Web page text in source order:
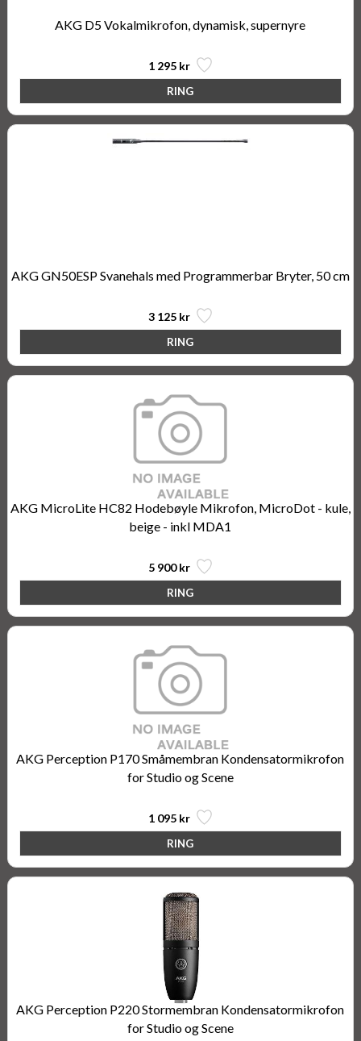
AKG D5 Vokalmikrofon, dynamisk, supernyre
1 295 kr
AKG GN50ESP Svanehals med Programmerbar Bryter, 50 cm
3 125 kr
AKG MicroLite HC82 Hodebøyle Mikrofon, MicroDot - kule,
beige - inkl MDA1
5 900 kr
AKG Perception P170 Småmembran Kondensatormikrofon
for Studio og Scene
1 095 kr
AKG Perception P220 Stormembran Kondensatormikrofon
for Studio og Scene